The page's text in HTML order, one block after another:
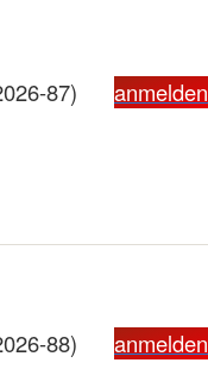
87)
anmelden
88)
anmelden